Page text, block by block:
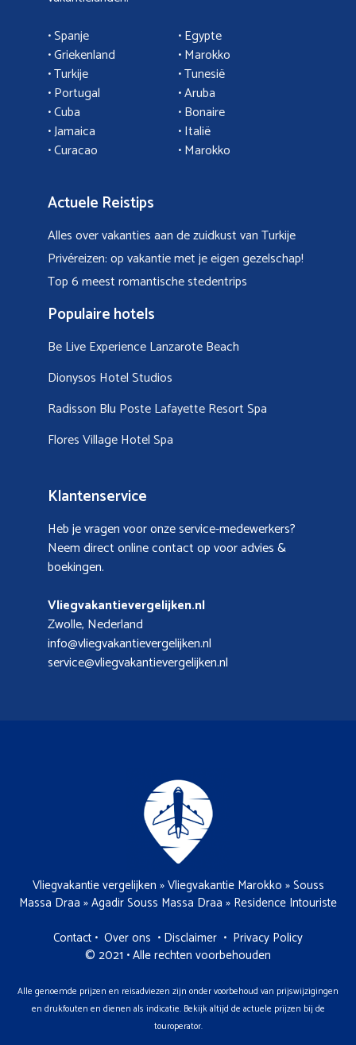
• Spanje
• Griekenland
• Turkije
•Portugal
•Cuba
•Jamaica
• Curacao
• Egypte
•Marokko
• Tunesië
•Aruba
• Bonaire
•Italië
•Marokko
Actuele Reistips
Alles over vakanties aan de zuidkust van Turkije
Privéreizen: op vakantie met je eigen gezelschap!
Top 6 meest romantische stedentrips
Populaire hotels
Be Live Experience Lanzarote Beach
Dionysos Hotel Studios
Radisson Blu Poste Lafayette Resort Spa
Flores Village Hotel Spa
Klantenservice
Heb je vragen voor onze service-medewerkers?
Neem direct online contact op voor advies &
boekingen.
Vliegvakantievergelijken.nl
Zwolle, Nederland
info@vliegvakantievergelijken.nl
service@vliegvakantievergelijken.nl
Vliegvakantie vergelijken »Vliegvakantie Marokko »Souss
Massa Draa »Agadir Souss Massa Draa » Residence Intouriste
Contact • Over ons • Disclaimer • Privacy Policy
© 2021 • Alle rechten voorbehouden
Alle genoemde prijzen en reisadviezen zijn onder voorbehoud van prijswijzigingen
en drukfouten en dienen als indicatie. Bekijk altijd de actuele prijzen bij de
touroperator.